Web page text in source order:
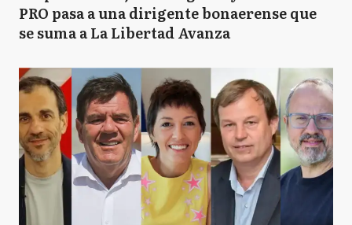
PRO pasa a una dirigente bonaerense que
se suma a La Libertad Avanza